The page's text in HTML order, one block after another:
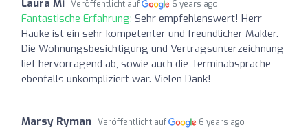
Laura Mi Veröffentlicht auf 6 years ago
Fantastische Erfahrung: Sehr empfehlenswert! Herr
Hauke ist ein sehr kompetenter und freundlicher Makler.
Die Wohnungsbesichtigung und Vertragsunterzeichnung
lief hervorragend ab, sowie auch die Terminabsprache
ebenfalls unkompliziert war. Vielen Dank!
Marsy Ryman Veröffentlicht auf 6 years ago